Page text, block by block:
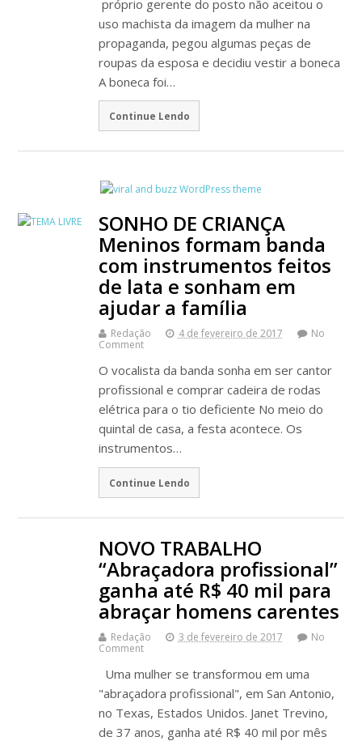
próprio gerente do posto não aceitou o
uso machista da imagem da mulher na
propaganda, pegou algumas peças de
roupas da esposa e decidiu vestir a boneca
A boneca foi…
Continue Lendo
SONHO DE CRIANÇA
Meninos formam banda
com instrumentos feitos
de lata e sonham em
ajudar a família
Redação 4 de fevereiro de 2017
No
Comment
O vocalista da banda sonha em ser cantor
profissional e comprar cadeira de rodas
elétrica para o tio deficiente No meio do
quintal de casa, a festa acontece. Os
instrumentos…
Continue Lendo
NOVO TRABALHO
“Abraçadora profissional”
ganha até R$ 40 mil para
abraçar homens carentes
Redação 3 de fevereiro de 2017
No
Comment
Uma mulher se transformou em uma
"abraçadora profissional", em San Antonio,
no Texas, Estados Unidos. Janet Trevino,
de 37 anos, ganha até R$ 40 mil por mês